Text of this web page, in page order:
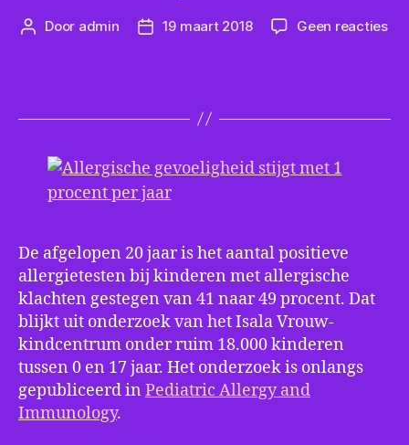
Berichtauteur
Door admin Berichtdatum
19 maart 2018 Geen reactiesop
1
De afgelopen 20 jaar is het aantal positieve
allergietesten bij kinderen met allergische
klachten gestegen van 41 naar 49 procent. Dat
blijkt uit onderzoek van het Isala Vrouw-
kindcentrum onder ruim 18.000 kinderen
tussen 0 en 17 jaar. Het onderzoek is onlangs
gepubliceerd in Pediatric Allergy and
Immunology.